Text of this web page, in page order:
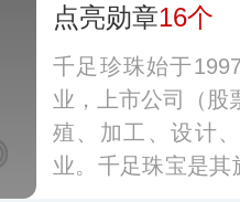
点亮勋章16个
千足珍珠始于
业，上市公司（股
殖、加工、设计
业。千足珠宝是